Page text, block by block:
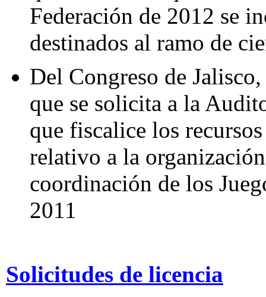
Federación de 2012 se
destinados al ramo de
Del Congreso de
que se solicita a la
que fiscalice los
relativo a la
coordinación de los
2011
Solicitudes de licencia